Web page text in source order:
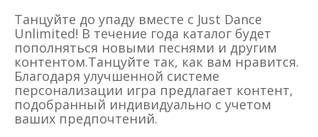
Танцуйте до упаду вместе с Just Dance
Unlimited! В течение года каталог будет
пополняться новыми песнями и другим
контентом.Танцуйте так, как вам нравится.
Благодаря улучшенной системе
персонализации игра предлагает контент,
подобранный индивидуально с учетом
ваших предпочтений.